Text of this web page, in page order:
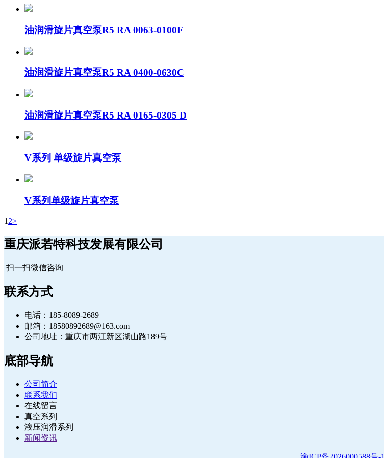
油润滑旋片真空泵R5 RA 0063-0100F
油润滑旋片真空泵R5 RA 0400-0630C
油润滑旋片真空泵R5 RA 0165-0305 D
V系列 单级旋片真空泵
V系列单级旋片真空泵
1 2>
重庆派若特科技发展有限公司
扫一扫微信咨询
联系方式
电话：185-8089-2689
邮箱：18580892689@163.com
公司地址：重庆市两江新区湖山路189号
底部导航
公司简介
联系我们
在线留言
真空系列
液压润滑系列
新闻资讯